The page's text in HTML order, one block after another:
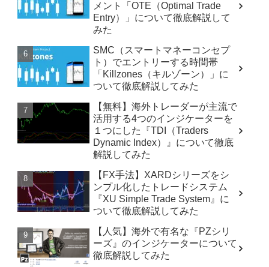
メント「OTE（Optimal Trade
Entry）」について徹底解説して
みた
SMC（スマートマネーコンセプ
ト）でエントリーする時間帯
「Killzones（キルゾーン）」に
ついて徹底解説してみた
【無料】海外トレーダーが主流で
活用する4つのインジケーターを
１つにした『TDI（Traders
Dynamic Index）』について徹底
解説してみた
【FX手法】XARDシリーズをシ
ンプル化したトレードシステム
『XU Simple Trade System』に
ついて徹底解説してみた
【人気】海外で有名な『PZシリ
ーズ』のインジケーターについて
徹底解説してみた